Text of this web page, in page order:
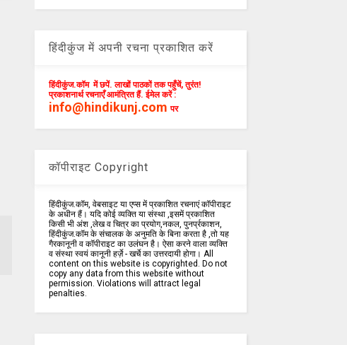
हिंदीकुंज में अपनी रचना प्रकाशित करें
हिंदीकुंज.कॉम में छपें. लाखों पाठकों तक पहुँचें, तुरंत!
प्रकाशनार्थ रचनाएँ आमंत्रित हैं. ईमेल करें :
info@hindikunj.com पर
कॉपीराइट Copyright
हिंदीकुंज.कॉम, वेबसाइट या एप्स में प्रकाशित रचनाएं कॉपीराइट
के अधीन हैं। यदि कोई व्यक्ति या संस्था ,इसमें प्रकाशित
किसी भी अंश ,लेख व चित्र का प्रयोग,नकल, पुनर्प्रकाशन,
हिंदीकुंज.कॉम के संचालक के अनुमति के बिना करता है ,तो यह
गैरकानूनी व कॉपीराइट का उलंघन है। ऐसा करने वाला व्यक्ति
व संस्था स्वयं कानूनी हर्ज़े - खर्चे का उत्तरदायी होगा। All
content on this website is copyrighted. Do not
copy any data from this website without
permission. Violations will attract legal
penalties.